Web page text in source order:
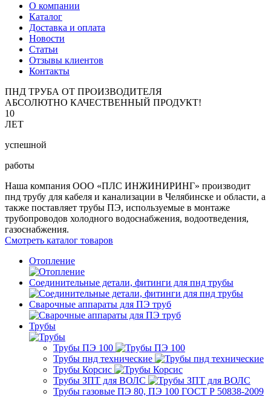
О компании
Каталог
Доставка и оплата
Новости
Статьи
Отзывы клиентов
Контакты
ПНД ТРУБА ОТ ПРОИЗВОДИТЕЛЯ
АБСОЛЮТНО КАЧЕСТВЕННЫЙ ПРОДУКТ!
10
ЛЕТ
успешной
работы
Наша компания ООО «ПЛС ИНЖИНИРИНГ» производит
пнд трубу для кабеля и канализации в Челябинске и области, а
также поставляет трубы ПЭ, используемые в монтаже
трубопроводов холодного водоснабжения, водоотведения,
газоснабжения.
Смотреть каталог товаров
Отопление
Соединительные детали, фитинги для пнд трубы
Сварочные аппараты для ПЭ труб
Трубы
Трубы ПЭ 100
Трубы пнд технические
Трубы Корсис
Трубы ЗПТ для ВОЛС
Трубы газовые ПЭ 80, ПЭ 100 ГОСТ Р 50838-2009